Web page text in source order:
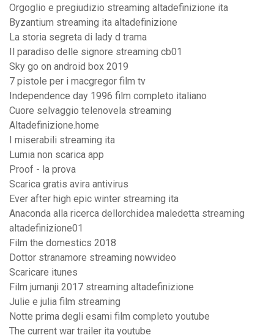
Orgoglio e pregiudizio streaming altadefinizione ita
Byzantium streaming ita altadefinizione
La storia segreta di lady d trama
Il paradiso delle signore streaming cb01
Sky go on android box 2019
7 pistole per i macgregor film tv
Independence day 1996 film completo italiano
Cuore selvaggio telenovela streaming
Altadefinizione.home
I miserabili streaming ita
Lumia non scarica app
Proof - la prova
Scarica gratis avira antivirus
Ever after high epic winter streaming ita
Anaconda alla ricerca dellorchidea maledetta streaming
altadefinizione01
Film the domestics 2018
Dottor stranamore streaming nowvideo
Scaricare itunes
Film jumanji 2017 streaming altadefinizione
Julie e julia film streaming
Notte prima degli esami film completo youtube
The current war trailer ita youtube